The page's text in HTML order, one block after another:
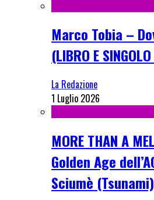
Marco Tobia –
(LIBRO E
La Redazione
1 Luglio 2026
MORE THAN A
Golden Age
Sciumè (Tsunami)